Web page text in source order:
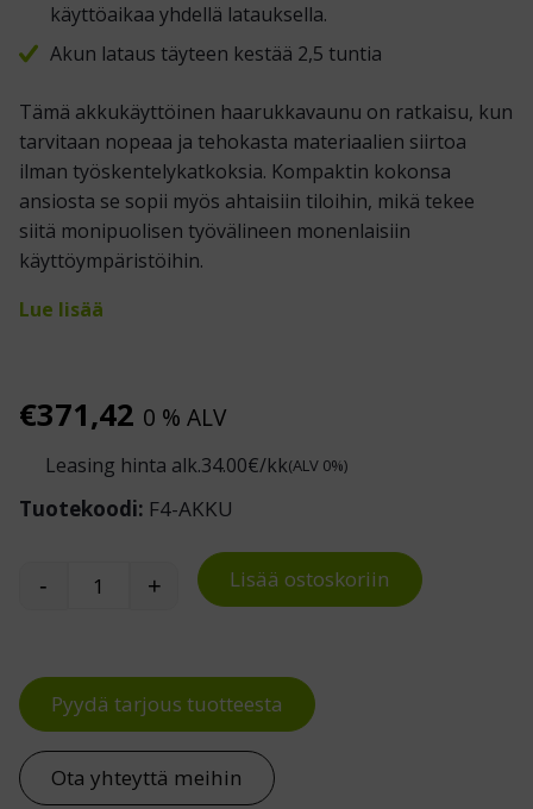
käyttöaikaa yhdellä latauksella.
Akun lataus täyteen kestää 2,5 tuntia
Tämä akkukäyttöinen haarukkavaunu on ratkaisu, kun
tarvitaan nopeaa ja tehokasta materiaalien siirtoa
ilman työskentelykatkoksia. Kompaktin kokonsa
ansiosta se sopii myös ahtaisiin tiloihin, mikä tekee
siitä monipuolisen työvälineen monenlaisiin
käyttöympäristöihin.
Lue lisää
€371,42 0 % ALV
Leasing hinta alk.34.00€/kk(ALV 0%)
Tuotekoodi: F4-AKKU
Lisäakku Akkukäyttöinen haarukkavaunu EP F4
- + Lisää ostoskoriin
Pyydä tarjous tuotteesta
Ota yhteyttä meihin